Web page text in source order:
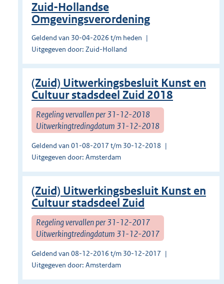
Zuid-Hollandse
Omgevingsverordening
Geldend van 30-04-2026 t/m heden
Uitgegeven door: Zuid-Holland
(Zuid) Uitwerkingsbesluit Kunst en
Cultuur stadsdeel Zuid 2018
Regeling vervallen per 31-12-2018
Uitwerkingtredingdatum 31-12-2018
Geldend van 01-08-2017 t/m 30-12-2018
Uitgegeven door: Amsterdam
(Zuid) Uitwerkingsbesluit Kunst en
Cultuur stadsdeel Zuid
Regeling vervallen per 31-12-2017
Uitwerkingtredingdatum 31-12-2017
Geldend van 08-12-2016 t/m 30-12-2017
Uitgegeven door: Amsterdam